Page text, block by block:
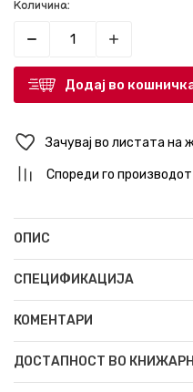
Количина:
Додај во
Зачувај во листата на
Спореди го производот
ОПИС
СПЕЦИФИКАЦИЈА
КОМЕНТАРИ
ДОСТАПНОСТ ВО